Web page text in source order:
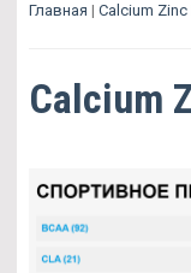
Главная | Calcium
Calcium